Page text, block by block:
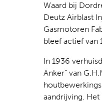
Waard bij
Deutz Airblast
Gasmotoren
bleef actief van
In 1936
Anker” van
aandrijving.